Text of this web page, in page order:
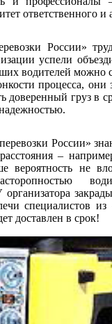
ответственного и
России»
успели
водителей можно
процесса, они
доверенный груз в
России»
–
вероятность не
специалистов
доставлен в срок!